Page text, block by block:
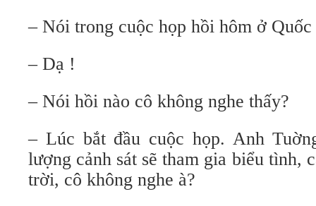
– Nói trong cuộc họp hồi hôm ở Quốc
– Dạ !
– Nói hồi nào cô không nghe thấy?
– Lúc bắt đầu cuộc họp. Anh
lượng cảnh sát sẽ tham gia biểu tình,
trời, cô không nghe à?